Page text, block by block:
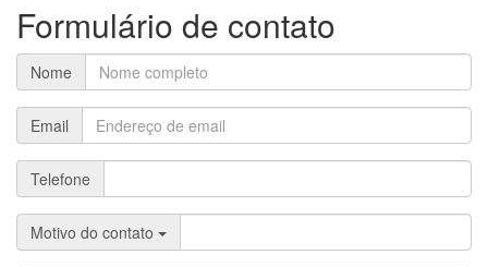
Formulário de contato
Nome
Email
Telefone
Motivo do contato